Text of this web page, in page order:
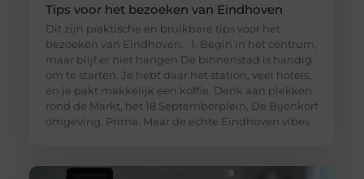
Tips voor het bezoeken van Eindhoven
Dit zijn praktische en bruikbare tips voor het
bezoeken van Eindhoven. 1. Begin in het centrum,
maar blijf er niet hangen De binnenstad is handig
om te starten. Je hebt daar het station, veel hotels,
en je pakt makkelijk een koffie. Denk aan plekken
rond de Markt, het 18 Septemberplein, De Bijenkorf
omgeving. Prima. Maar de echte Eindhoven vibes